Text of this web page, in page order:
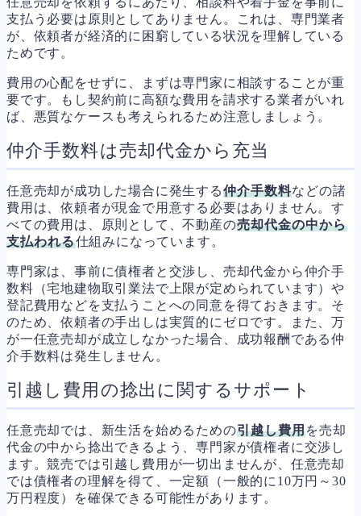
支払う必要は原則としてありません。これは、専門業者
が、依頼者が経済的に困窮している状況を理解している
ためです。
費用の心配をせずに、まずは専門家に相談することが重
要です。もし契約前に高額な費用を請求する業者がいれ
ば、悪質なケースも考えられるため注意しましょう。
仲介手数料は売却代金から充当
任意売却が成功した場合に発生する仲介手数料などの諸
費用は、依頼者が現金で用意する必要はありません。す
べての費用は、原則として、不動産の売却代金の中から
支払われる仕組みになっています。
専門家は、事前に債権者と交渉し、売却代金から仲介手
数料（宅地建物取引業法で上限が定められています）や
登記費用などを支払うことへの同意を得ておきます。そ
のため、依頼者の手出しは実質的にゼロです。また、万
が一任意売却が成立しなかった場合、成功報酬である仲
介手数料は発生しません。
引越し費用の捻出に関するサポート
任意売却では、新生活を始めるための引越し費用を売却
代金の中から捻出できるよう、専門家が債権者に交渉し
ます。競売では引越し費用が一切出ませんが、任意売却
では債権者の理解を得て、一定額（一般的に10万円～30
万円程度）を確保できる可能性があります。